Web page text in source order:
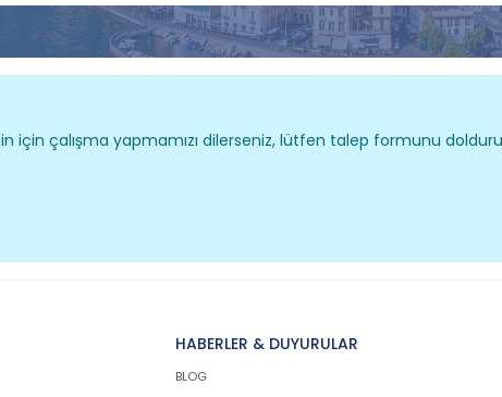
için çalışma yapmamızı dilerseniz, lütfen talep formunu
HABERLER & DUYURULAR
BLOG